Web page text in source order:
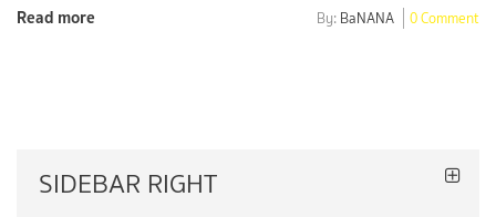
Read more By: BaNANA 0 Comment
SIDEBAR RIGHT